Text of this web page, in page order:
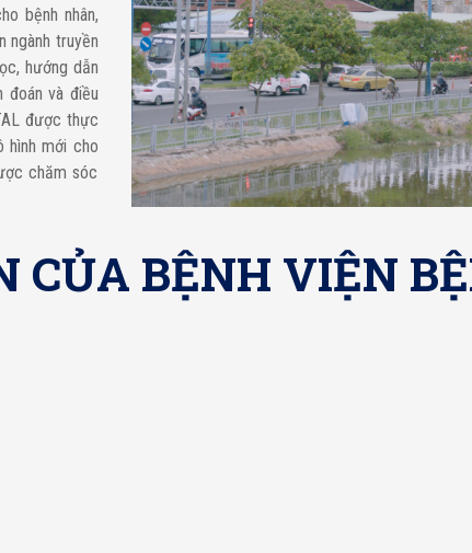
bệnh nhân,
ngành truyền
hướng dẫn
đoán và điều
được thực
hình mới cho
chăm sóc
CỦA BỆNH VIỆN